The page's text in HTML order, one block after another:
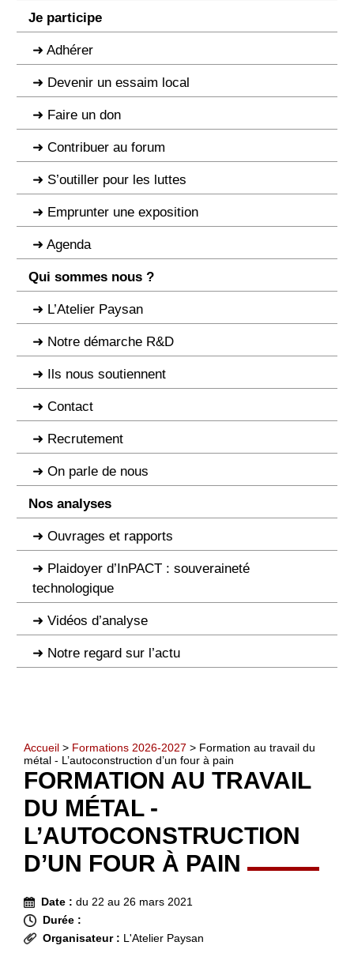
Je participe
Adhérer
Devenir un essaim local
Faire un don
Contribuer au forum
S’outiller pour les luttes
Emprunter une exposition
Agenda
Qui sommes nous ?
L’Atelier Paysan
Notre démarche R&D
Ils nous soutiennent
Contact
Recrutement
On parle de nous
Nos analyses
Ouvrages et rapports
Plaidoyer d’InPACT : souveraineté
technologique
Vidéos d’analyse
Notre regard sur l’actu
Accueil > Formations 2026-2027 > Formation au travail du
métal - L’autoconstruction d’un four à pain
FORMATION AU TRAVAIL
DU MÉTAL -
L’AUTOCONSTRUCTION
D’UN FOUR À PAIN
Date : du 22 au 26 mars 2021
Durée :
Organisateur : L'Atelier Paysan